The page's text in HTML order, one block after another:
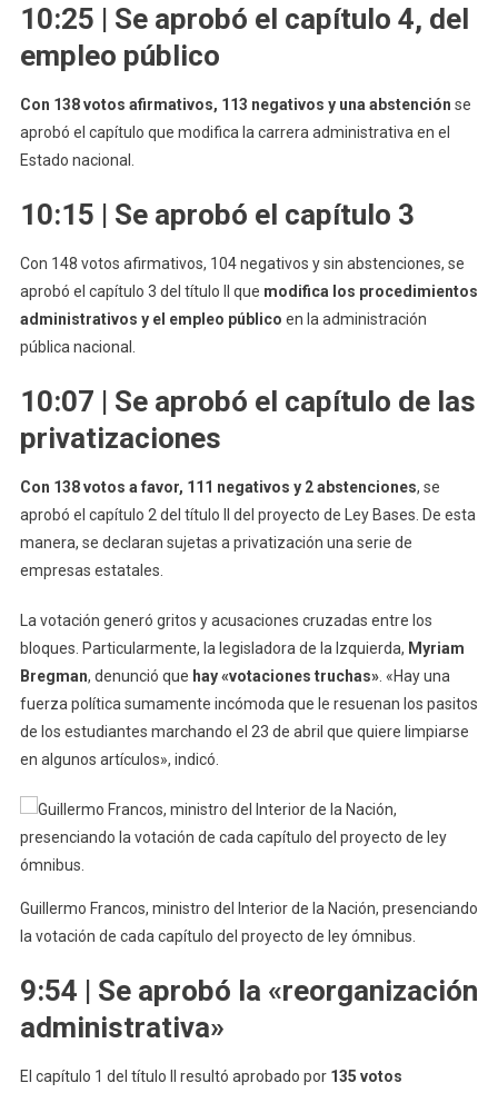
10:25 | Se aprobó el capítulo 4, del
empleo público
Con 138 votos afirmativos, 113 negativos y una abstención se
aprobó el capítulo que modifica la carrera administrativa en el
Estado nacional.
10:15 | Se aprobó el capítulo 3
Con 148 votos afirmativos, 104 negativos y sin abstenciones, se
aprobó el capítulo 3 del título II que modifica los procedimientos
administrativos y el empleo público en la administración
pública nacional.
10:07 | Se aprobó el capítulo de las
privatizaciones
Con 138 votos a favor, 111 negativos y 2 abstenciones, se
aprobó el capítulo 2 del título II del proyecto de Ley Bases. De esta
manera, se declaran sujetas a privatización una serie de
empresas estatales.
La votación generó gritos y acusaciones cruzadas entre los
bloques. Particularmente, la legisladora de la Izquierda, Myriam
Bregman, denunció que hay «votaciones truchas». «Hay una
fuerza política sumamente incómoda que le resuenan los pasitos
de los estudiantes marchando el 23 de abril que quiere limpiarse
en algunos artículos», indicó.
Guillermo Francos, ministro del Interior de la Nación, presenciando
la votación de cada capítulo del proyecto de ley ómnibus.
9:54 | Se aprobó la «reorganización
administrativa»
El capítulo 1 del título II resultó aprobado por 135 votos